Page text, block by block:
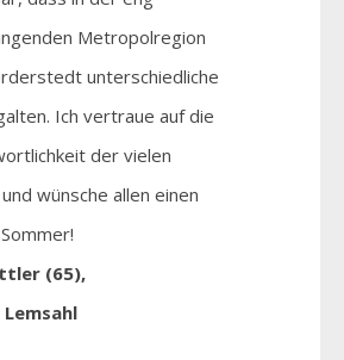
Metropolregion
unterschiedliche
Ich vertraue auf die
der vielen
wünsche allen einen
(65),